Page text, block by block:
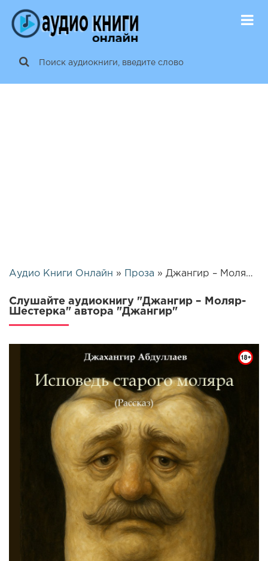
Аудио Книги Онлайн » Проза » Джангир – Моляр-Шестерка | 25715
Слушайте аудиокнигу "Джангир – Моляр-
Шестерка" автора "Джангир"